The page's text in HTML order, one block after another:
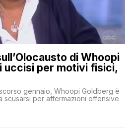
di Whoopi
uccisi per motivi fisici,
gennaio, Whoopi Goldberg è
scusarsi per affermazioni offensive